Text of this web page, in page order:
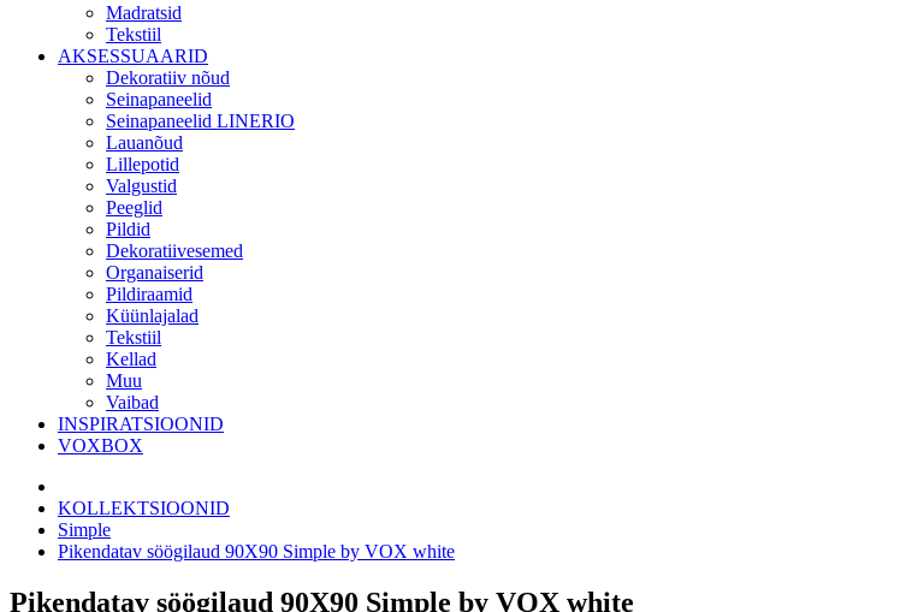
Madratsid
Tekstiil
AKSESSUAARID
Dekoratiiv nõud
Seinapaneelid
Seinapaneelid LINERIO
Lauanõud
Lillepotid
Valgustid
Peeglid
Pildid
Dekoratiivesemed
Organaiserid
Pildiraamid
Küünlajalad
Tekstiil
Kellad
Muu
Vaibad
INSPIRATSIOONID
VOXBOX
KOLLEKTSIOONID
Simple
Pikendatav söögilaud 90X90 Simple by VOX white
Pikendatav söögilaud 90X90 Simple by VOX white